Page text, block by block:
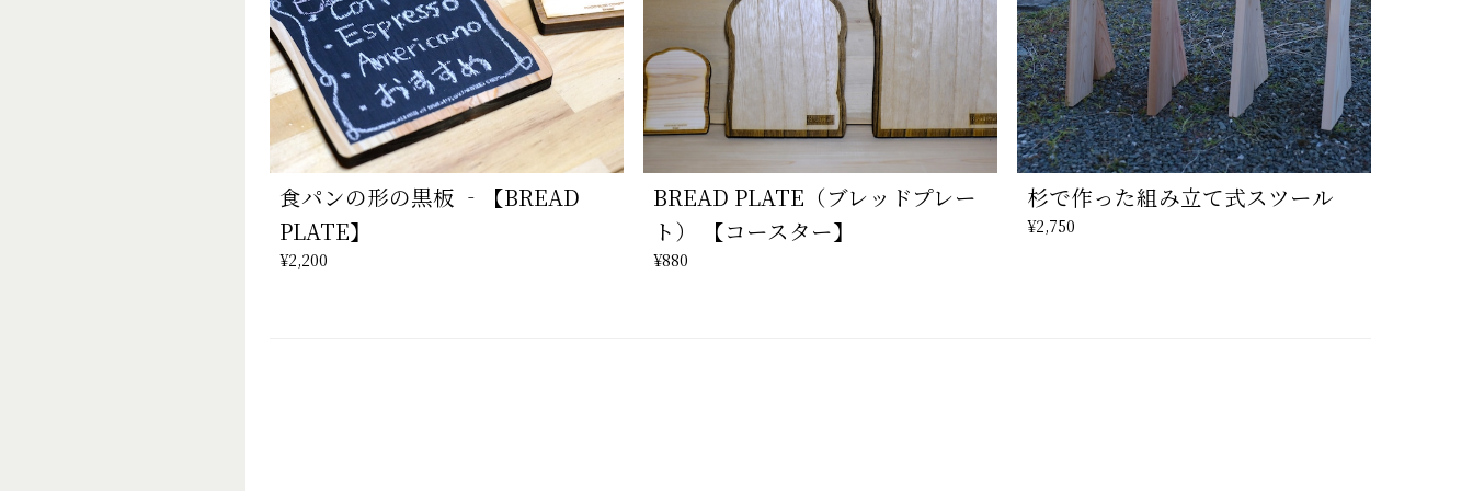
食パンの形の黒板 ‐【BREAD
PLATE】
¥2,200
BREAD PLATE（ブレッドプレー
ト） 【コースター】
¥880
杉で作った組み立て式スツール
¥2,750